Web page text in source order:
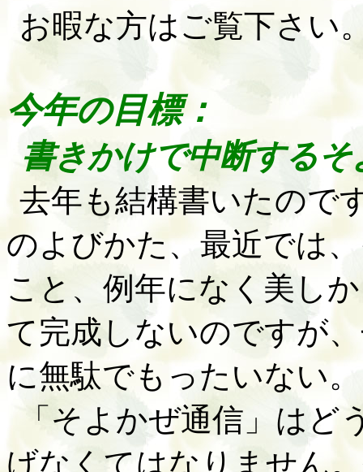
お暇な方はご覧下さい
今年の目標：
書きかけで中断する
去年も結構書いたので
のよびかた、最近では
こと、例年になく美し
て完成しないのですが
に無駄でもったいない。
「そよかぜ通信」は
げなくてはなりません